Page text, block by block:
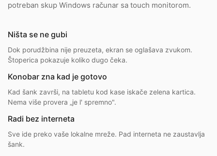
potreban skup Windows računar sa touch monitorom.
Ništa se ne gubi
Dok porudžbina nije preuzeta, ekran se oglašava zvukom.
Štoperica pokazuje koliko dugo čeka.
Konobar zna kad je gotovo
Kad šank završi, na tabletu kod kase iskače zelena kartica.
Nema više provera „je l' spremno".
Radi bez interneta
Sve ide preko vaše lokalne mreže. Pad interneta ne zaustavlja
šank.